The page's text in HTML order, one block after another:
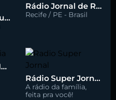
Rádio Nova Cultura 93.1 FM
Rádio Jornal de Recife 90.3 FM
Recife / PE - Brasil
Rádio FM O Dia 100.5
Rádio Super Jornal 105.7 FM
A rádio da família,
feita pra você!